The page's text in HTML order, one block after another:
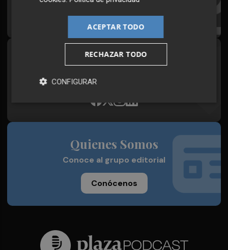
¡Quiero suscribirme!
Síguenos en redes
Plaza Podcast, desde cualquier medio
Quienes Somos
Conoce al grupo editorial
Conócenos
ACEPTAR TODO
RECHAZAR TODO
CONFIGURAR